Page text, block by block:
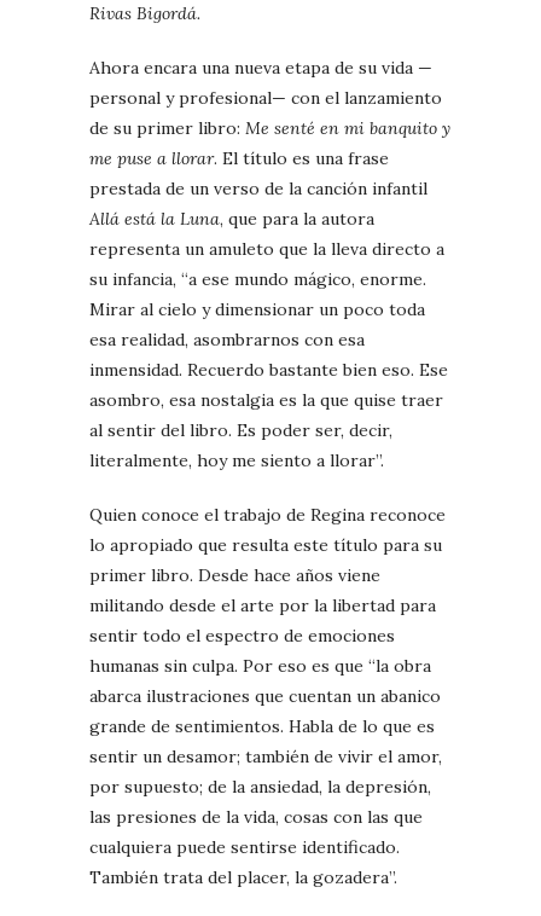
Rivas Bigordá.
Ahora encara una nueva etapa de su vida —
personal y profesional— con el lanzamiento
de su primer libro: Me senté en mi banquito y
me puse a llorar. El título es una frase
prestada de un verso de la canción infantil
Allá está la Luna, que para la autora
representa un amuleto que la lleva directo a
su infancia, “a ese mundo mágico, enorme.
Mirar al cielo y dimensionar un poco toda
esa realidad, asombrarnos con esa
inmensidad. Recuerdo bastante bien eso. Ese
asombro, esa nostalgia es la que quise traer
al sentir del libro. Es poder ser, decir,
literalmente, hoy me siento a llorar”.
Quien conoce el trabajo de Regina reconoce
lo apropiado que resulta este título para su
primer libro. Desde hace años viene
militando desde el arte por la libertad para
sentir todo el espectro de emociones
humanas sin culpa. Por eso es que “la obra
abarca ilustraciones que cuentan un abanico
grande de sentimientos. Habla de lo que es
sentir un desamor; también de vivir el amor,
por supuesto; de la ansiedad, la depresión,
las presiones de la vida, cosas con las que
cualquiera puede sentirse identificado.
También trata del placer, la gozadera”.